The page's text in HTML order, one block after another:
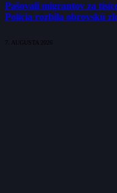
Pašovali migrantov za
Polícia rozbila obrovskú
7. AUGUSTA 2026